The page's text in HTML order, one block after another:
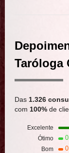
Taróloga
Das 1.326
com 100% de
Excelente
Ótimo 0
Bom 0